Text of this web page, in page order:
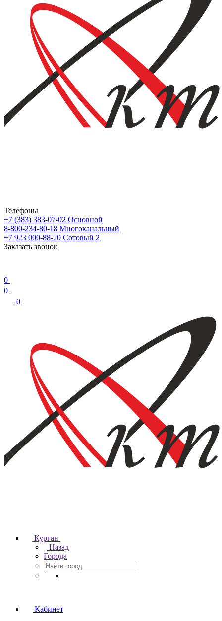
Телефоны
+7 (383) 383-07-02 Основной
8-800-234-80-18 Многоканальный
+7 923 000-88-20 Сотовый 2
Заказать звонок
0
0
0
Курган
Назад
Города
Кабинет